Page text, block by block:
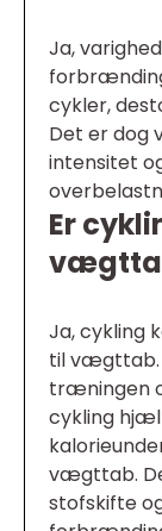
Ja,
cykler,
Det er dog
intensitet
Er
Ja, cykling
til vægttab.
træningen
cykling
vægttab.
stofskifte